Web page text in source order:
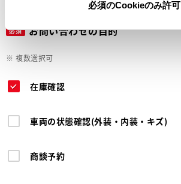
必須のCookieのみ許可
必須 お問い合わせの目的
※ 複数選択可
在庫確認
車両の状態確認(外装・内装・キズ)
商談予約